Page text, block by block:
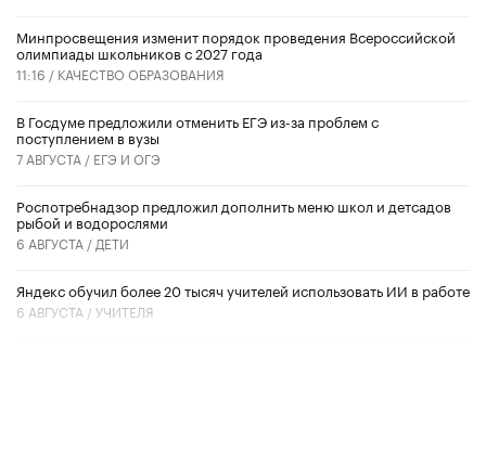
Минпросвещения изменит порядок проведения Всероссийской
олимпиады школьников с 2027 года
11:16 / КАЧЕСТВО ОБРАЗОВАНИЯ
В Госдуме предложили отменить ЕГЭ из-за проблем с
поступлением в вузы
7 АВГУСТА / ЕГЭ И ОГЭ
Роспотребнадзор предложил дополнить меню школ и детсадов
рыбой и водорослями
6 АВГУСТА / ДЕТИ
​Яндекс обучил более 20 тысяч учителей использовать ИИ в работе
6 АВГУСТА /УЧИТЕЛЯ